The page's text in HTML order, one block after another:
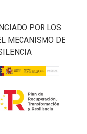
POR LOS
MECANISMO DE